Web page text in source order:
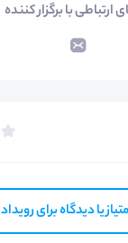
ارتباطی با برگزار کننده
یا دیدگاه برای رویداد